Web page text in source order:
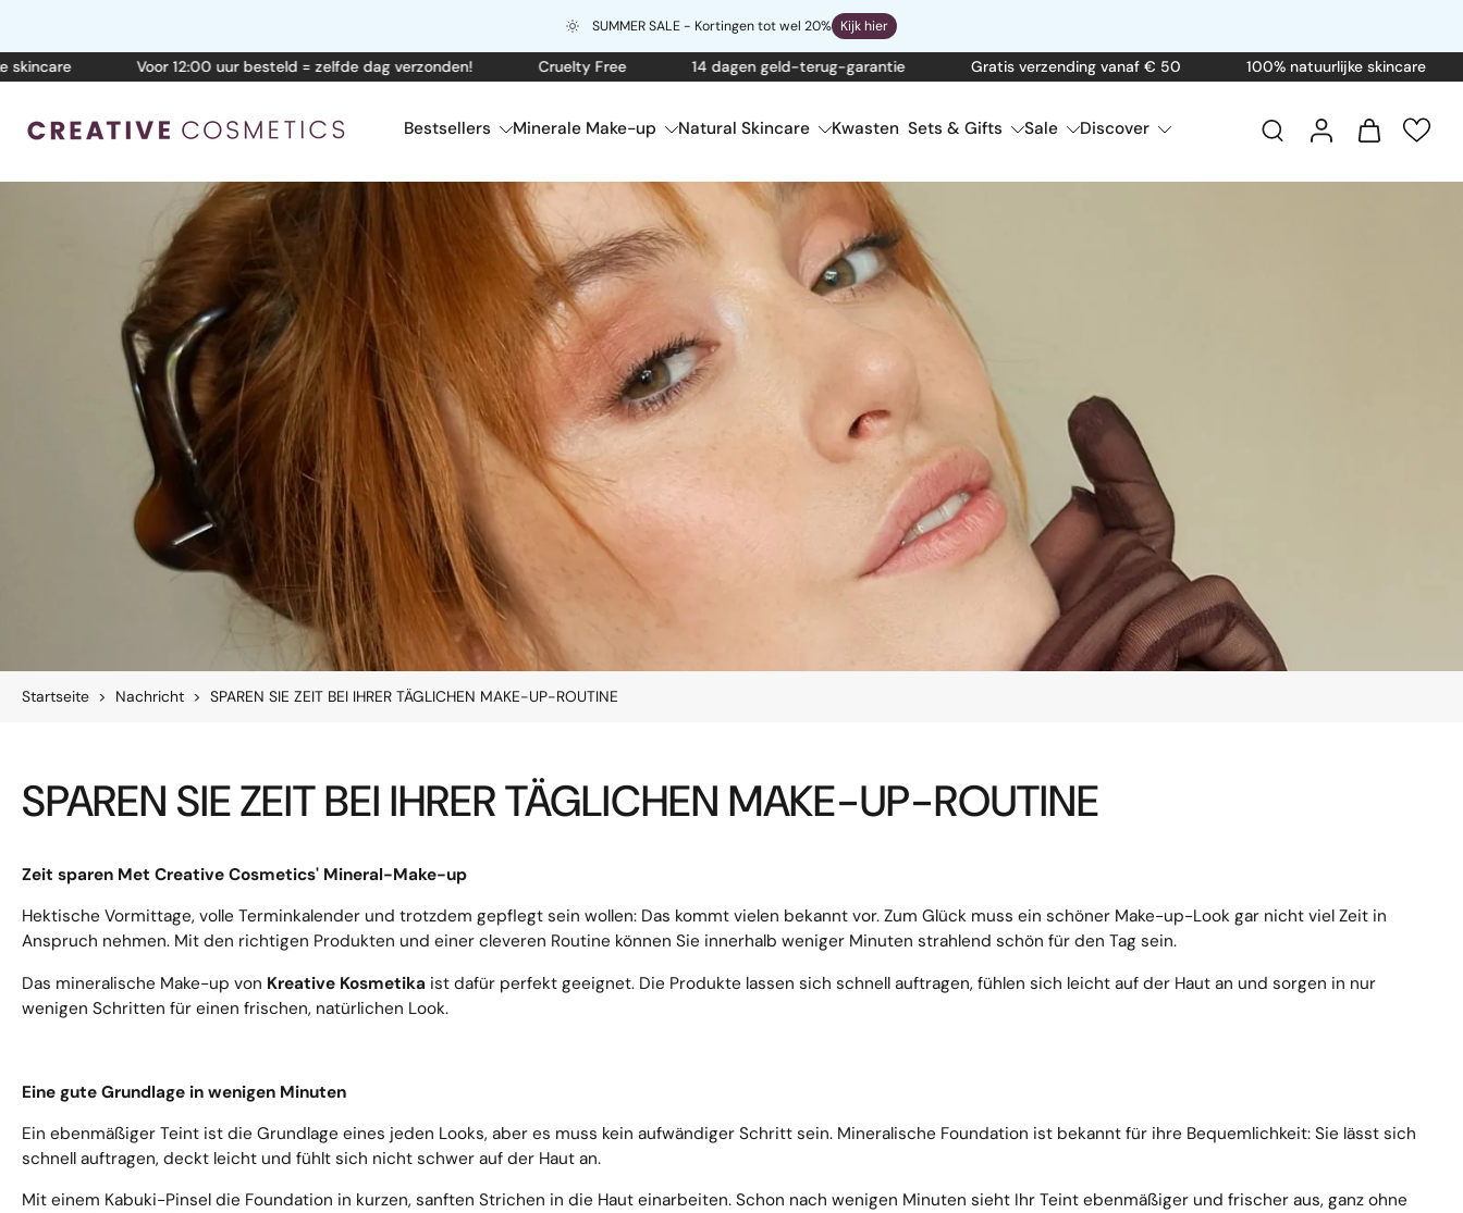
Inhalt
springen
SUMMER SALE - Kortingen tot wel 20% Kijk hier
Voor 12:00 uur besteld = zelfde dag verzonden! Cruelty Free 14 dagen geld-terug-garantie Gratis verzending vanaf € 50 100% natuurlijke skincare
Bestsellers Minerale Make-up Natural Skincare Kwasten Sets & Gifts Sale Discover
Startseite > Nachricht > SPAREN SIE ZEIT BEI IHRER TÄGLICHEN MAKE-UP-ROUTINE
SPAREN SIE ZEIT BEI IHRER TÄGLICHEN MAKE-UP-ROUTINE
Zeit sparen Met Creative Cosmetics' Mineral-Make-up
Hektische Vormittage, volle Terminkalender und trotzdem gepflegt sein wollen: Das kommt vielen bekannt vor. Zum Glück muss ein schöner Make-up-Look gar nicht viel Zeit in
Anspruch nehmen. Mit den richtigen Produkten und einer cleveren Routine können Sie innerhalb weniger Minuten strahlend schön für den Tag sein.
Das mineralische Make-up von Kreative Kosmetika ist dafür perfekt geeignet. Die Produkte lassen sich schnell auftragen, fühlen sich leicht auf der Haut an und sorgen in nur
wenigen Schritten für einen frischen, natürlichen Look.
Eine gute Grundlage in wenigen Minuten
Ein ebenmäßiger Teint ist die Grundlage eines jeden Looks, aber es muss kein aufwändiger Schritt sein. Mineralische Foundation ist bekannt für ihre Bequemlichkeit: Sie lässt sich
schnell auftragen, deckt leicht und fühlt sich nicht schwer auf der Haut an.
Mit einem Kabuki-Pinsel die Foundation in kurzen, sanften Strichen in die Haut einarbeiten. Schon nach wenigen Minuten sieht Ihr Teint ebenmäßiger und frischer aus, ganz ohne